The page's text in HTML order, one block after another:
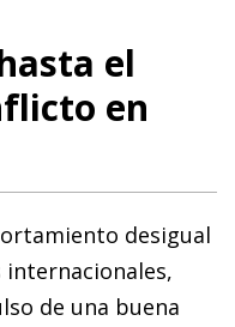
el
en
desigual
de una buena